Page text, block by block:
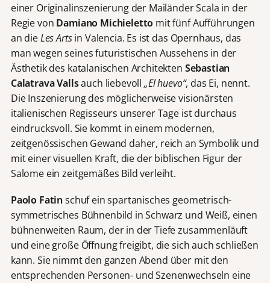
einer Originalinszenierung der Mailänder Scala in der
Regie von Damiano Michieletto mit fünf Aufführungen
an dieLes Artsin Valencia. Es ist das Opernhaus, das
man wegen seines futuristischen Aussehens in der
Ästhetik des katalanischen Architekten Sebastian
Calatrava Vallsauch liebevoll „El huevo“, das Ei, nennt.
Die Inszenierung des möglicherweise visionärsten
italienischen Regisseurs unserer Tage ist durchaus
eindrucksvoll. Sie kommt in einem modernen,
zeitgenössischen Gewand daher, reich an Symbolik und
mit einer visuellen Kraft, die der biblischen Figur der
Salome ein zeitgemäßes Bild verleiht.
Paolo Fatinschuf ein spartanisches geometrisch-
symmetrisches Bühnenbild in Schwarz und Weiß, einen
bühnenweiten Raum, der in der Tiefe zusammenläuft
und eine große Öffnung freigibt, die sich auch schließen
kann. Sie nimmt den ganzen Abend über mit den
entsprechenden Personen- und Szenenwechseln eine